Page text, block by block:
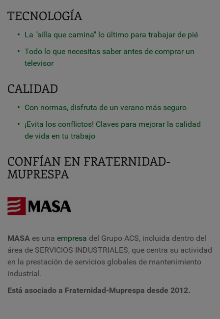
TECNOLOGÍA
La "silla que camina" lo último para trabajar de pié
Todo lo que necesitas saber antes de comprar un
televisor
CALIDAD
Con normas, disfruta de un verano más seguro
¡Evita los conflictos! Claves para mejorar la calidad
de vida en tu trabajo
CONFÍAN EN FRATERNIDAD-
MUPRESPA
MASA es una empresa del Grupo ACS, incluida dentro del
área de SERVICIOS INDUSTRIALES, que centra su actividad
en la prestación de servicios globales de mantenimiento
industrial.
Está asociado a Fraternidad-Muprespa desde 2012.